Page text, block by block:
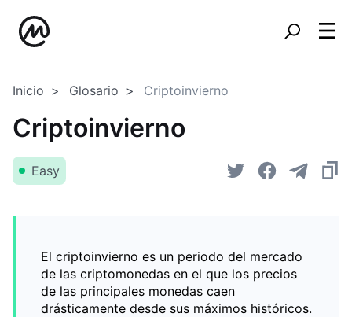
Inicio Glosario Criptoinvierno
Criptoinvierno
Easy
El criptoinvierno es un periodo del mercado
de las criptomonedas en el que los precios
de las principales monedas caen
drásticamente desde sus máximos históricos.